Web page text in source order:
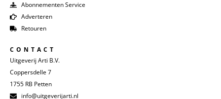
Abonnementen Service
Adverteren
Retouren
CONTACT
Uitgeverij Arti B.V.
Coppersdelle 7
1755 RB Petten
info@uitgeverijarti.nl